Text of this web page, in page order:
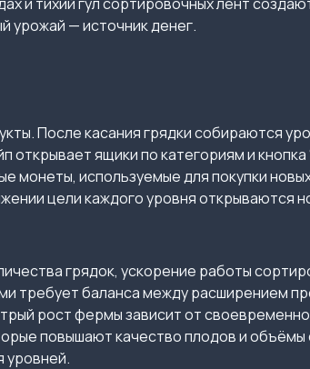
урожай — источник денег.
После касания грядки собираются
ящики по категориям и кнопка
монеты, используемые для покупки
цели каждого уровня открываются
грядок, ускорение работы
требует баланса между расширением
рост фермы зависит от
повышают качество плодов и
уровней.